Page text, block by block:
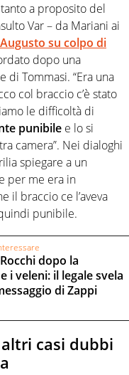
a proposito del
Var – da Mariani ai
su colpo di
dopo una
di Tommasi. “Era una
col braccio c’è stato
le difficoltà di
punibile e lo si
camera”. Nei dialoghi
spiegare a un
per me era in
il braccio ce l’aveva
punibile.
dopo la
i veleni: il legale svela
di Zappi
casi dubbi